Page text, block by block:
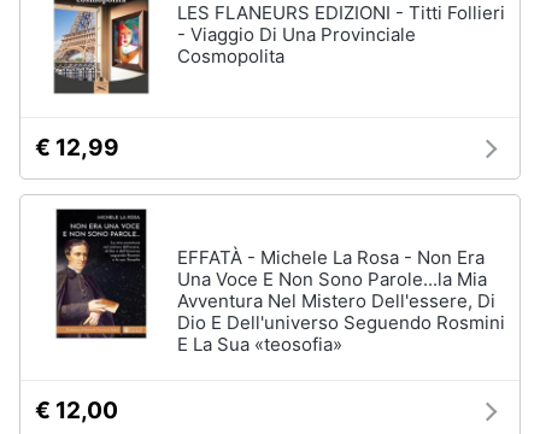
LES FLANEURS EDIZIONI - Titti Follieri
- Viaggio Di Una Provinciale
Cosmopolita
€ 12,99
EFFATÀ - Michele La Rosa - Non Era
Una Voce E Non Sono Parole...la Mia
Avventura Nel Mistero Dell'essere, Di
Dio E Dell'universo Seguendo Rosmini
E La Sua «teosofia»
€ 12,00